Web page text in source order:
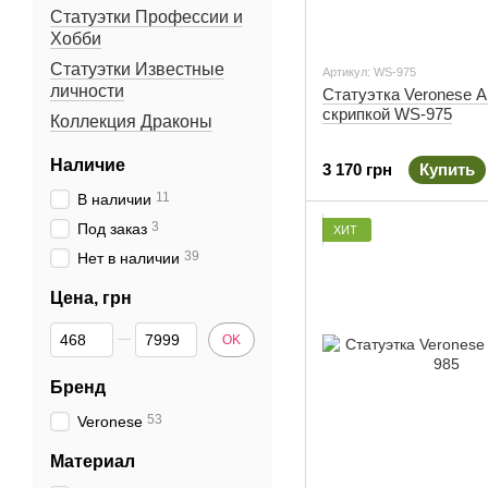
Артикул: WS-975
Статуэтка Veronese
скрипкой WS-975
3 170 грн Купить
ХИТ
Статуэтки Профессии и
Хобби
Статуэтки Известные
личности
Коллекция Драконы
Наличие
В наличии 11
Под заказ 3
Нет в наличии 39
Цена, грн
От Цена, грн
До Цена, грн OK
Бренд
Veronese 53
Материал